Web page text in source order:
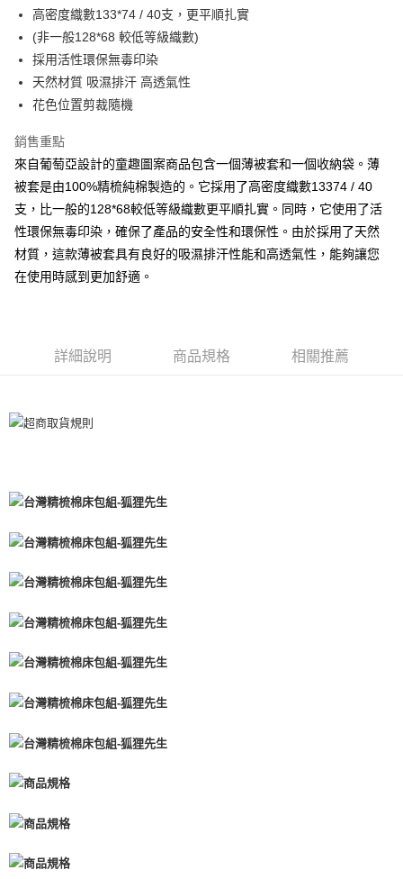
ATM付款
運送方式
全家取貨付款
每筆NT$60，滿NT$599(含以上)免運費
離島-全家取貨付款
每筆NT$60
付款後全家取貨
7-11取貨付款
每筆NT$60
宅配(包含郵寄包裹/大型物件運費另計)
高密度織數133*74 / 40支，更平順扎實
(非一般128*68 較低等級織數)
採用活性環保無毒印染
天然材質 吸濕排汗 高透氣性
花色位置剪裁隨機
銷售重點
來自葡萄亞設計的童趣圖案商品包含一個薄被套和一個收納袋。薄
被套是由100%精梳純棉製造的。它採用了高密度織數13374 / 40
支，比一般的128*68較低等級織數更平順扎實。同時，它使用了活
性環保無毒印染，確保了產品的安全性和環保性。由於採用了天然
材質，這款薄被套具有良好的吸濕排汗性能和高透氣性，能夠讓您
在使用時感到更加舒適。
詳細說明 商品規格 相關推薦